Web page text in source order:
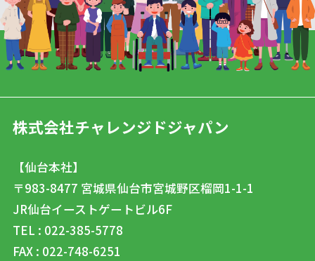
株式会社チャレンジドジャパン
【仙台本社】
〒983-8477 宮城県仙台市宮城野区榴岡1-1-1
JR仙台イーストゲートビル6F
TEL : 022-385-5778
FAX : 022-748-6251